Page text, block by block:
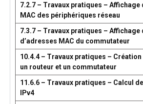
7.2.7 – Travaux pratiques – Affichage
MAC des périphériques réseau
7.3.7 – Travaux pratiques – Affichage
d’adresses MAC du commutateur
10.4.4 – Travaux pratiques – Création
un routeur et un commutateur
11.6.6 – Travaux pratiques – Calcul
IPv4